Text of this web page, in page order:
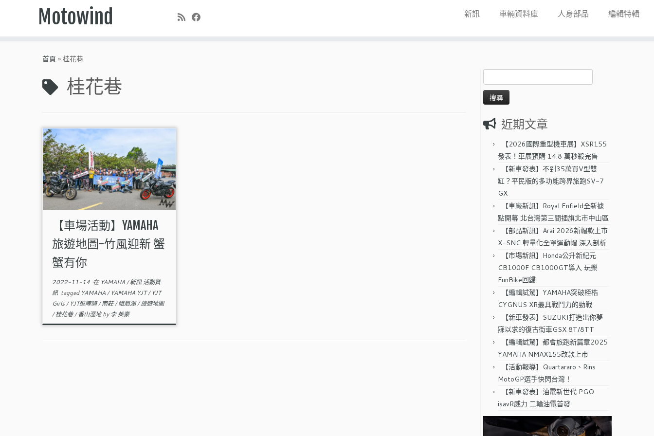
Motowind 新訊 車輛資料庫 人身部品 編輯特輯
首頁 » 桂花巷
桂花巷
【車場活動】YAMAHA
旅遊地圖-竹風迎新 蟹
蟹有你
2022-11-14 在 YAMAHA/新訊 活動資
訊 tagged YAMAHA/ YAMAHA YJT/ YJT
Girls/ YJT逗陣騎/南莊/峨眉湖/旅遊地圖
/桂花巷/香山溼地by李 英豪
尋
鍵
近期文章
【2026國際重型機車展】XSR155
發表！車展預購 14.8 萬秒殺完售
【新車發表】不到35萬買V型雙
缸？平民版的多功能跨界旅跑SV-7
GX
【車廠新訊】Royal Enfield全新據
點開幕 北台灣第三間插旗北市中山區
【部品新訊】Arai 2026新帽款上市
X-SNC 輕量化全罩運動帽 深入剖析
【市場新訊】Honda公升新紀元
CB1000F CB1000GT導入 玩樂
FunBike回歸
【編輯試駕】YAMAHA突破桎梏
CYGNUS XR最具戰鬥力的勁戰
【新車發表】SUZUKI打造出你夢
寐以求的復古街車GSX 8T/8TT
【編輯試駕】都會旅跑新篇章2025
YAMAHA NMAX155改款上市
【活動報導】Quartararo、Rins
MotoGP選手快閃台灣！
【新車發表】油電新世代 PGO
isavR威力 二輪油電首發